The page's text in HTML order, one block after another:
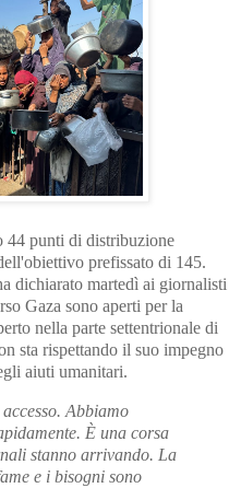
44 punti di distribuzione
prefissato di 145.
dichiarato martedì ai giornalisti
Gaza sono aperti per la
nella parte settentrionale di
sta rispettando il suo impegno
aiuti umanitari.
Abbiamo
È una corsa
stanno arrivando. La
e i bisogni sono